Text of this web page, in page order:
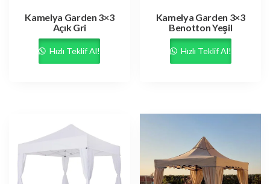
Kamelya Garden 3×3
Açık Gri
Hızlı Teklif Al!
Kamelya Garden 3×3
Benotton Yeşil
Hızlı Teklif Al!